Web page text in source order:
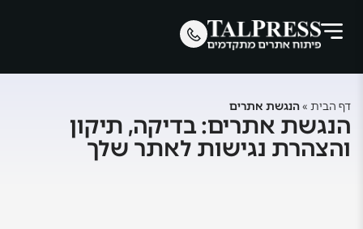
דף הבית »הנגשת אתרים
הנגשת אתרים: בדיקה, תיקון
והצהרת נגישות לאתר שלך